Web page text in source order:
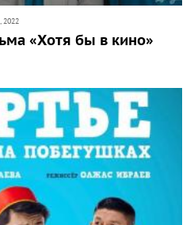
2022
«Хотя бы в кино»